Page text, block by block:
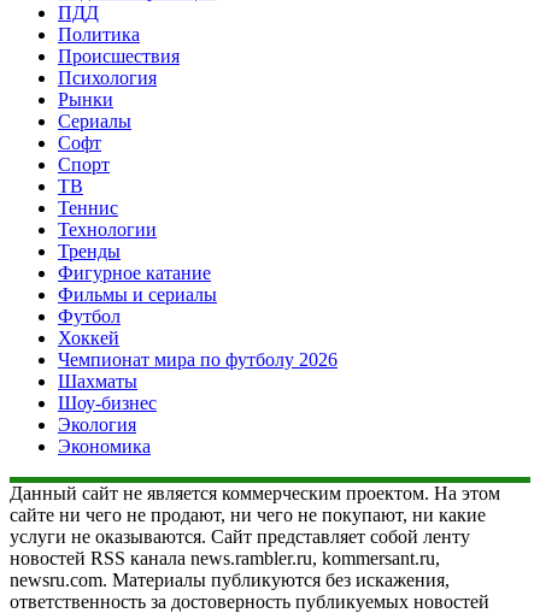
ПДД
Политика
Происшествия
Психология
Рынки
Сериалы
Софт
Спорт
ТВ
Теннис
Технологии
Тренды
Фигурное катание
Фильмы и сериалы
Футбол
Хоккей
Чемпионат мира по футболу 2026
Шахматы
Шоу-бизнес
Экология
Экономика
Данный сайт не является коммерческим проектом. На этом
сайте ни чего не продают, ни чего не покупают, ни какие
услуги не оказываются. Сайт представляет собой ленту
новостей RSS канала news.rambler.ru, kommersant.ru,
newsru.com. Материалы публикуются без искажения,
ответственность за достоверность публикуемых новостей